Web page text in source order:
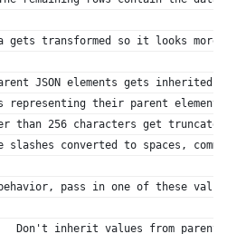
gets transformed so it looks
JSON elements gets
their parent
than 256 characters get
slashes converted to spaces,
pass in one of these
inherit values from parent